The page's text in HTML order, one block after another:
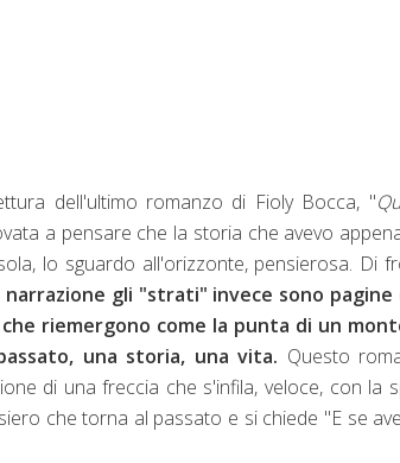
dell'ultimo romanzo di Fioly Bocca, "
a pensare che la storia che avevo
lo sguardo all'orizzonte, pensierosa. Di
narrazione gli "strati" invece sono
riemergono come la punta di un
una storia, una vita. Questo
di una freccia che s'infila, veloce, con la
che torna al passato e si chiede "E se